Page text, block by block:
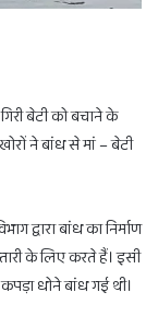
बेटी को बचाने के
ने बांध से मां – बेटी
द्वारा बांध का निर्माण
के लिए करते हैं। इसी
धोने बांध गई थी।